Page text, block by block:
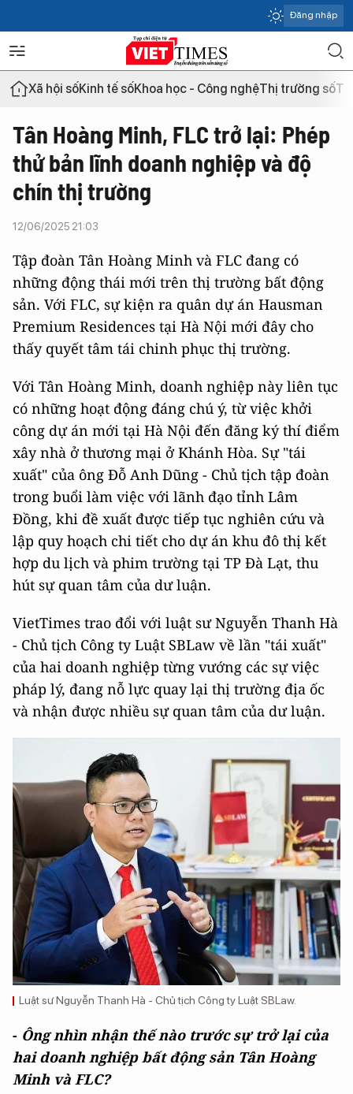
Đăng nhập
Xã hội sốKinh tế sốKhoa học - Công nghệThị trường số
Tân Hoàng Minh, FLC trở lại: Phép
thử bản lĩnh doanh nghiệp và độ
chín thị trường
12/06/2025 21:03
Tập đoàn Tân Hoàng Minh và FLC đang có
những động thái mới trên thị trường bất động
sản. Với FLC, sự kiện ra quân dự án Hausman
Premium Residences tại Hà Nội mới đây cho
thấy quyết tâm tái chinh phục thị trường.
Với Tân Hoàng Minh, doanh nghiệp này liên tục
có những hoạt động đáng chú ý, từ việc khởi
công dự án mới tại Hà Nội đến đăng ký thí điểm
xây nhà ở thương mại ở Khánh Hòa. Sự "tái
xuất" của ông Đỗ Anh Dũng - Chủ tịch tập đoàn
trong buổi làm việc với lãnh đạo tỉnh Lâm
Đồng, khi đề xuất được tiếp tục nghiên cứu và
lập quy hoạch chi tiết cho dự án khu đô thị kết
hợp du lịch và phim trường tại TP Đà Lạt, thu
hút sự quan tâm của dư luận.
VietTimes trao đổi với luật sư Nguyễn Thanh Hà
- Chủ tịch Công ty Luật SBLaw về lần "tái xuất"
của hai doanh nghiệp từng vướng các sự việc
pháp lý, đang nỗ lực quay lại thị trường địa ốc
và nhận được nhiều sự quan tâm của dư luận.
Luật sư Nguyễn Thanh Hà - Chủ tịch Công ty Luật SBLaw.
- Ông nhìn nhận thế nào trước sự trở lại của
hai doanh nghiệp bất động sản Tân Hoàng
Minh và FLC?